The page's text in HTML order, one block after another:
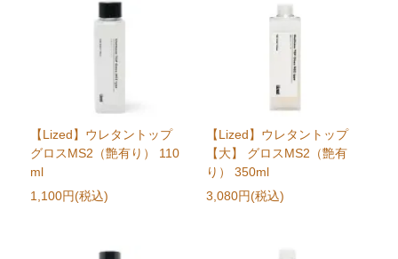
【Lized】ウレタントップ
グロスMS2（艶有り） 110
ml
1,100円(税込)
【Lized】ウレタントップ
【大】 グロスMS2（艶有
り） 350ml
3,080円(税込)